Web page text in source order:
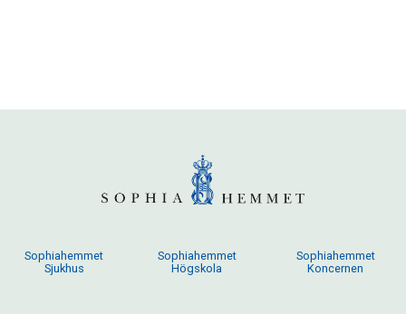
Sophiahemmet
Sjukhus
Sophiahemmet
Högskola
Sophiahemmet
Koncernen